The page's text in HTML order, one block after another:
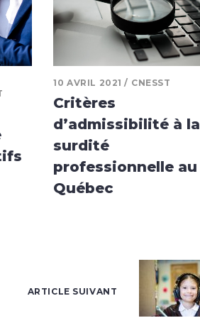
10 AVRIL 2021 CNESST
Critères
d’admissibilité à la
surdité
professionnelle au
Québec
ARTICLE SUIVANT